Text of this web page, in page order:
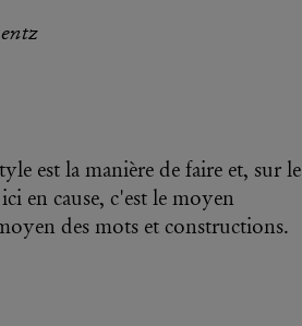
est la manière de faire et, sur le
en cause, c'est le moyen
des mots et constructions.